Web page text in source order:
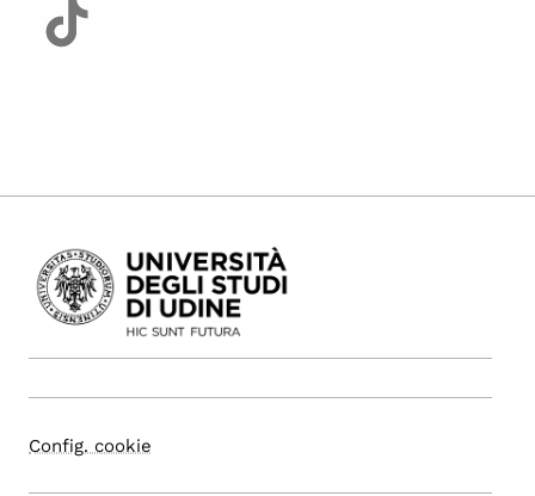
Config. cookie